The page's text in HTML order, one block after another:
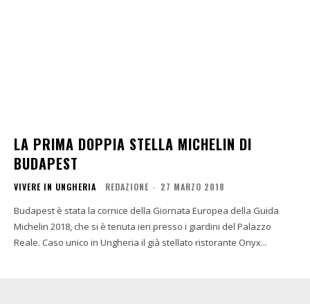
LA PRIMA DOPPIA STELLA MICHELIN DI
BUDAPEST
VIVERE IN UNGHERIA REDAZIONE - 27 MARZO 2018
Budapest è stata la cornice della Giornata Europea della Guida
Michelin 2018, che si è tenuta ieri presso i giardini del Palazzo
Reale. Caso unico in Ungheria il già stellato ristorante Onyx...